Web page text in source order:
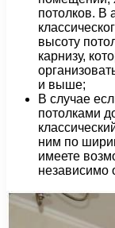
потолков. В
высоту
карнизу,
и выше;
В случае
потолками
ним по
имеете
независимо